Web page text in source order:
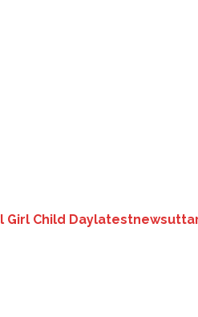
Child Daylatestnews